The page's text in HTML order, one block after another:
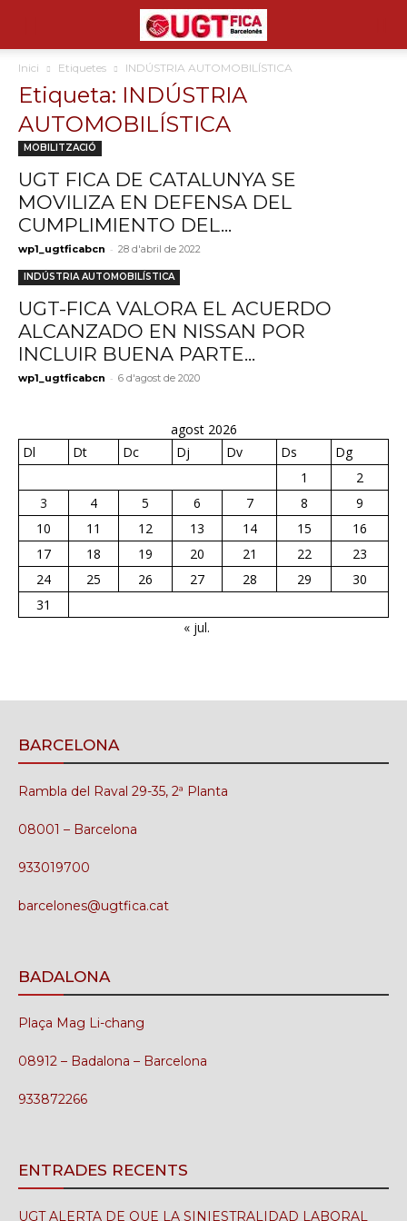
Inici Etiquetes INDÚSTRIA AUTOMOBILÍSTICA
Etiqueta: INDÚSTRIA
AUTOMOBILÍSTICA
MOBILITZACIÓ
UGT FICA DE CATALUNYA SE
MOVILIZA EN DEFENSA DEL
CUMPLIMIENTO DEL...
wp1_ugtficabcn - 28 d'abril de 2022
INDÚSTRIA AUTOMOBILÍSTICA
UGT-FICA VALORA EL ACUERDO
ALCANZADO EN NISSAN POR
INCLUIR BUENA PARTE...
wp1_ugtficabcn - 6 d'agost de 2020
agost 2026
Dl
Dt Dc Dj Dv Ds
Dg
1
2
3
4 5 6 7 8
9
10
11 12 13 14 15
16
17
18 19 20 21 22
23
24
25 26 27 28 29
30
31
« jul.
BARCELONA
Rambla del Raval 29-35, 2ª Planta
08001 – Barcelona
933019700
barcelones@ugtfica.cat
BADALONA
Plaça Mag Li-chang
08912 – Badalona – Barcelona
933872266
ENTRADES RECENTS
UGT ALERTA DE QUE LA SINIESTRALIDAD LABORAL